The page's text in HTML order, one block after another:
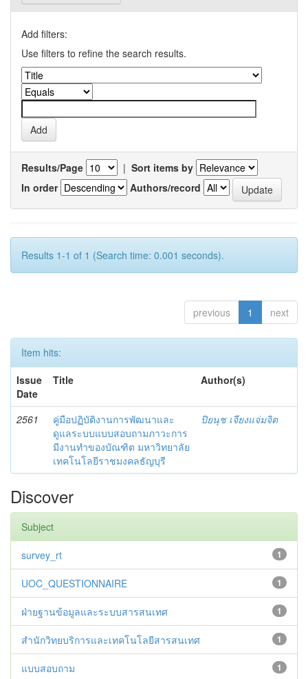
Add filters:
Use filters to refine the search results.
Results/Page | Sort items by
In order
Authors/record
Results 1-1 of 1 (Search time: 0.001 seconds).
previous 1 next
Item hits:
Issue
Date
Title Author(s)
2561
คู่มือปฏิบัติงานการพัฒนาและ
ดูแลระบบแบบสอบถามภาวะการ
มีงานทำของบัณฑิต มหาวิทยาลัย
เทคโนโลยีราชมงคลธัญบุรี
ปิยนุช เจียงแจ่มจิต
Discover
Subject
1
survey_rt
1
UOC_QUESTIONNAIRE
1
ฝ่ายฐานข้อมูลและระบบสารสนเทศ
1
สำนักวิทยบริการและเทคโนโลยีสารสนเทศ
1
แบบสอบถาม